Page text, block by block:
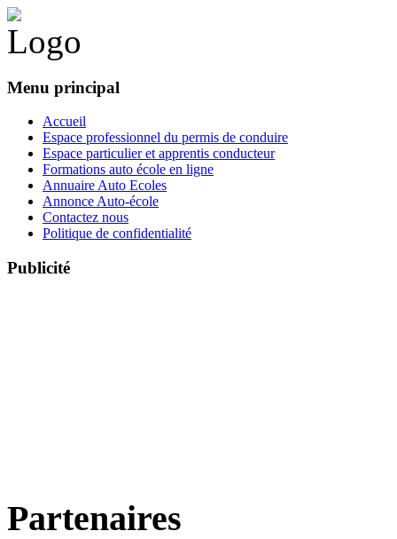
Menu principal
Accueil
Espace professionnel du permis de conduire
Espace particulier et apprentis conducteur
Formations auto école en ligne
Annuaire Auto Ecoles
Annonce Auto-école
Contactez nous
Politique de confidentialité
Publicité
Partenaires